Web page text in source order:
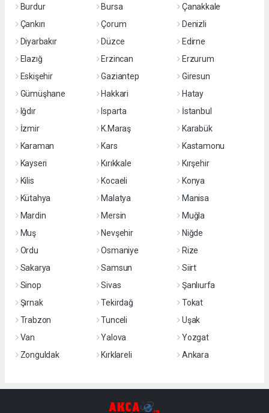
Burdur
Bursa
Çanakkale
Çankırı
Çorum
Denizli
Diyarbakır
Düzce
Edirne
Elazığ
Erzincan
Erzurum
Eskişehir
Gaziantep
Giresun
Gümüşhane
Hakkari
Hatay
Iğdır
Isparta
İstanbul
İzmir
K.Maraş
Karabük
Karaman
Kars
Kastamonu
Kayseri
Kırıkkale
Kırşehir
Kilis
Kocaeli
Konya
Kütahya
Malatya
Manisa
Mardin
Mersin
Muğla
Muş
Nevşehir
Niğde
Ordu
Osmaniye
Rize
Sakarya
Samsun
Siirt
Sinop
Sivas
Şanlıurfa
Şırnak
Tekirdağ
Tokat
Trabzon
Tunceli
Uşak
Van
Yalova
Yozgat
Zonguldak
Kırklareli Ankara